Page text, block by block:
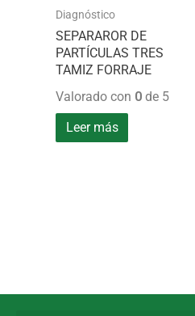
Diagnóstico
SEPARAROR DE
PARTÍCULAS TRES
TAMIZ FORRAJE
Valorado con 0 de 5
Leer más